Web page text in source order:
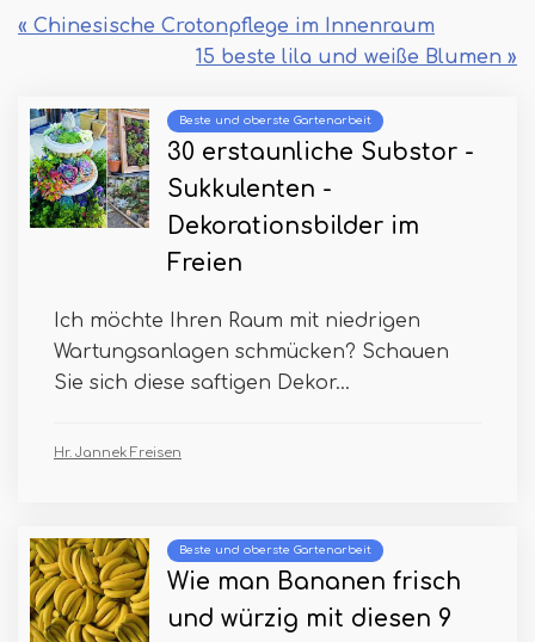
« Chinesische Crotonpflege im Innenraum
15 beste lila und weiße Blumen »
Beste und oberste Gartenarbeit
30 erstaunliche Substor -
Sukkulenten -
Dekorationsbilder im
Freien
Ich möchte Ihren Raum mit niedrigen
Wartungsanlagen schmücken? Schauen
Sie sich diese saftigen Dekor...
Hr. Jannek Freisen
Beste und oberste Gartenarbeit
Wie man Bananen frisch
und würzig mit diesen 9